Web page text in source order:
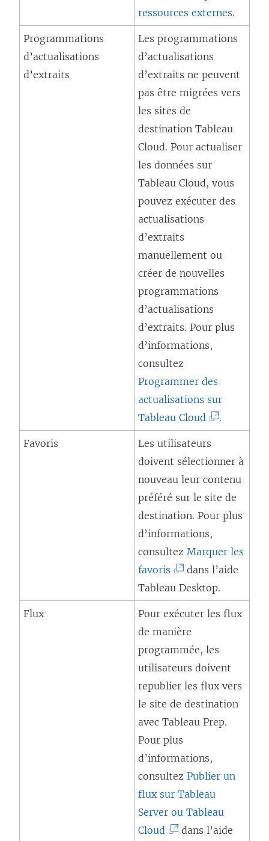
ressources externes.
Programmations
d’actualisations
d’extraits
Les programmations
d’actualisations
d’extraits ne peuvent
pas être migrées vers
les sites de
destination Tableau
Cloud. Pour actualiser
les données sur
Tableau Cloud, vous
pouvez exécuter des
actualisations
d’extraits
manuellement ou
créer de nouvelles
programmations
d’actualisations
d’extraits. Pour plus
d’informations,
consultez
Programmer des
actualisations sur
Tableau Cloud
u
v
e
d
a
n
s
n
e
n
o
u
.
Favoris
Les utilisateurs
doivent sélectionner à
nouveau leur contenu
préféré sur le site de
destination. Pour plus
d’informations,
consultez Marquer les
favoris
L
d
dans l’aide
Tableau Desktop.
Flux
Pour exécuter les flux
de manière
programmée, les
utilisateurs doivent
republier les flux vers
le site de destination
avec Tableau Prep.
Pour plus
d’informations,
consultez Publier un
flux sur Tableau
Server ou Tableau
Cloud
dans l’aide